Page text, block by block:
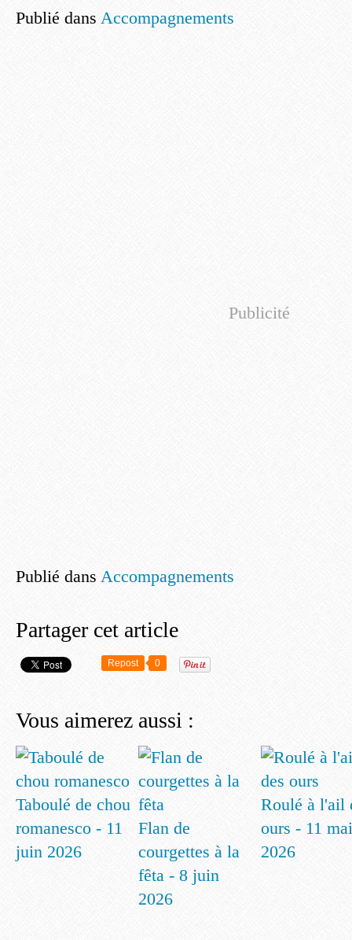
Publié dans Accompagnements
Publicité
Publié dans Accompagnements
Partager cet article
Repost 0
Vous aimerez aussi :
Taboulé de chou
romanesco - 11
juin 2026
Flan de
courgettes à la
fêta - 8 juin
2026
Roulé à l'ail
ours - 11 mai
2026